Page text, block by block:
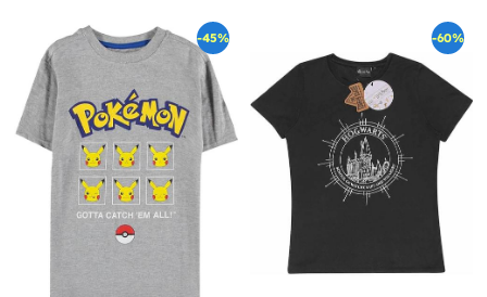
-45% -60%